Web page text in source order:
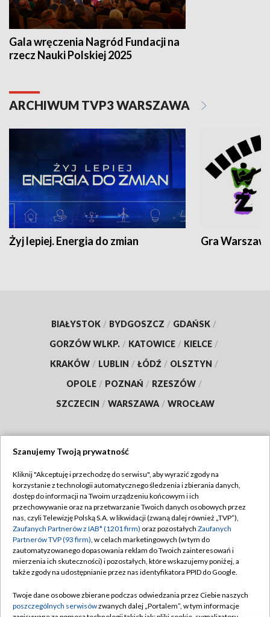
Gala wręczenia Nagród Fundacji na
rzecz Nauki Polskiej 2025
ARCHIWUM TVP3 WARSZAWA
Żyj lepiej. Energia do zmian Gra
BIAŁYSTOK / BYDGOSZCZ / GDAŃSK /
GORZÓW WLKP. / KATOWICE / KIELCE /
KRAKÓW / LUBLIN / ŁÓDŹ / OLSZTYN /
OPOLE / POZNAŃ / RZESZÓW /
SZCZECIN / WARSZAWA / WROCŁAW
TVP
Abonament TVP
Emisja w TVP
Centrum informacji TVP
Naziemna Telewizja Cyfrowa
Rada Programowa
Regulamin TVP
Polityka prywatności
Moje zgody
Pomoc
Kontakt
Szanujemy Twoją prywatność
Kliknij "Akceptuję i przechodzę do serwisu", aby wyrazić zgody na
korzystanie z technologii automatycznego śledzenia i zbierania danych,
dostęp do informacji na Twoim urządzeniu końcowym i ich
przechowywanie oraz na przetwarzanie Twoich danych osobowych przez
nas, czyli Telewizję Polską S.A. w likwidacji (zwaną dalej również „TVP”),
Zaufanych Partnerów z IAB* (1201 firm) oraz pozostałych Zaufanych
Partnerów TVP (93 firm), w celach marketingowych (w tym do
zautomatyzowanego dopasowania reklam do Twoich zainteresowań i
mierzenia ich skuteczności) i pozostałych, które wskazujemy poniżej, a
także zgody na udostępnianie przez nas identyfikatora PPID do Google.
Twoje dane osobowe zbierane podczas odwiedzania przez Ciebie naszych
poszczególnych serwisówzwanych dalej „Portalem”, w tym informacje